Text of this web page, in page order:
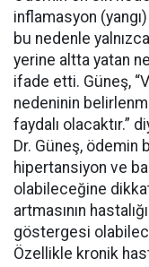
inflamasyon
bu nedenle
yerine altta yatan
ifade etti. Güneş,
nedeninin
faydalı olacaktır.”
Dr. Güneş, ödemin
hipertansiyon ve
olabileceğine
artmasının
göstergesi
Özellikle kronik